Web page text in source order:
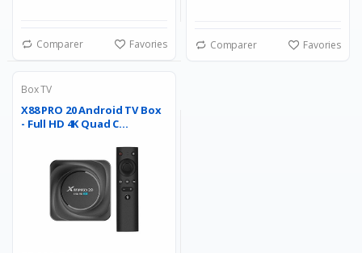
Comparer Favories Comparer Favories
Box TV
X88 PRO 20 Android TV Box
- Full HD 4K Quad C...